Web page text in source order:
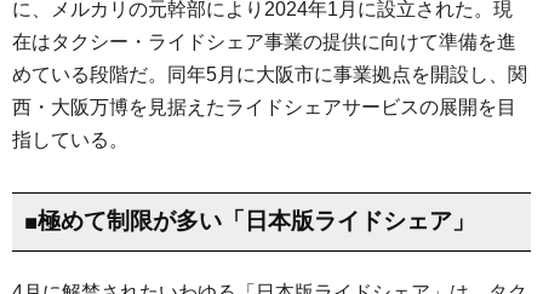
に、メルカリの元幹部により2024年1月に設立された。現
在はタクシー・ライドシェア事業の提供に向けて準備を進
めている段階だ。同年5月に大阪市に事業拠点を開設し、関
西・大阪万博を見据えたライドシェアサービスの展開を目
指している。
■極めて制限が多い「日本版ライドシェア」